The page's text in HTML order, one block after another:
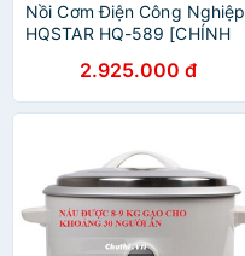
Nồi Cơm Điện Công Nghiệp
HQSTAR HQ-589 [CHÍNH
2.925.000 đ